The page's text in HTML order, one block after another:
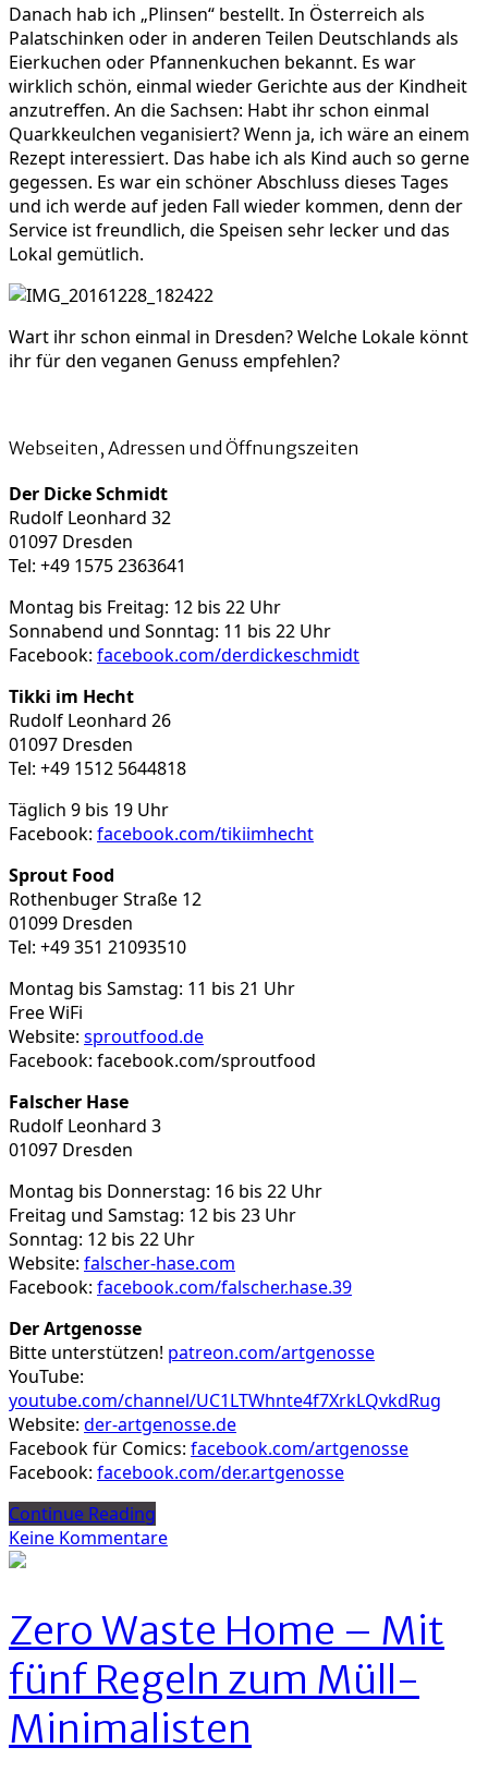
Danach hab ich „Plinsen“ bestellt. In Österreich als
Palatschinken oder in anderen Teilen Deutschlands als
Eierkuchen oder Pfannenkuchen bekannt. Es war
wirklich schön, einmal wieder Gerichte aus der Kindheit
anzutreffen. An die Sachsen: Habt ihr schon einmal
Quarkkeulchen veganisiert? Wenn ja, ich wäre an einem
Rezept interessiert. Das habe ich als Kind auch so gerne
gegessen. Es war ein schöner Abschluss dieses Tages
und ich werde auf jeden Fall wieder kommen, denn der
Service ist freundlich, die Speisen sehr lecker und das
Lokal gemütlich.
Wart ihr schon einmal in Dresden? Welche Lokale könnt
ihr für den veganen Genuss empfehlen?
Webseiten, Adressen und Öffnungszeiten
Der Dicke Schmidt
Rudolf Leonhard 32
01097 Dresden
Tel: +49 1575 2363641
Montag bis Freitag: 12 bis 22 Uhr
Sonnabend und Sonntag: 11 bis 22 Uhr
Facebook: facebook.com/derdickeschmidt
Tikki im Hecht
Rudolf Leonhard 26
01097 Dresden
Tel: +49 1512 5644818
Täglich 9 bis 19 Uhr
Facebook: facebook.com/tikiimhecht
Sprout Food
Rothenbuger Straße 12
01099 Dresden
Tel: +49 351 21093510
Montag bis Samstag: 11 bis 21 Uhr
Free WiFi
Website: sproutfood.de
Facebook: facebook.com/sproutfood
Falscher Hase
Rudolf Leonhard 3
01097 Dresden
Montag bis Donnerstag: 16 bis 22 Uhr
Freitag und Samstag: 12 bis 23 Uhr
Sonntag: 12 bis 22 Uhr
Website: falscher-hase.com
Facebook: facebook.com/falscher.hase.39
Der Artgenosse
Bitte unterstützen! patreon.com/artgenosse
YouTube:
youtube.com/channel/UC1LTWhnte4f7XrkLQvkdRug
Website: der-artgenosse.de
Facebook für Comics: facebook.com/artgenosse
Facebook: facebook.com/der.artgenosse
Continue Reading
Keine Kommentarezu
vegane
Dresden
Zero Waste Home – Mit
fünf Regeln zum Müll-
Minimalisten